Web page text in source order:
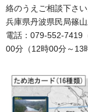
絡のうえご相談下さい
兵庫県丹波県民局篠
電話：079-552-7419
00分（12時00分～13